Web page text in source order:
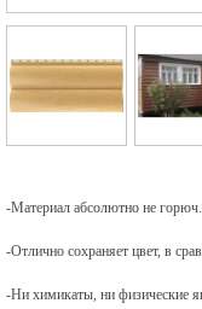
-Материал абсолютно не
-Отлично сохраняет цвет, в
-Ни химикаты, ни физические